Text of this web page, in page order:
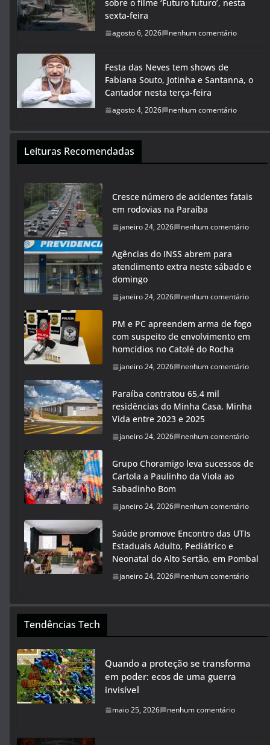
sobre o filme ‘Futuro futuro’, nesta
sexta-feira
agosto 6, 2026 nenhum comentário
Festa das Neves tem shows de
Fabiana Souto, Jotinha e Santanna, o
Cantador nesta terça-feira
agosto 4, 2026 nenhum comentário
Leituras Recomendadas
Cresce número de acidentes fatais
em rodovias na Paraíba
janeiro 24, 2026 nenhum comentário
Agências do INSS abrem para
atendimento extra neste sábado e
domingo
janeiro 24, 2026 nenhum comentário
PM e PC apreendem arma de fogo
com suspeito de envolvimento em
homcídios no Catolé do Rocha
janeiro 24, 2026 nenhum comentário
Paraíba contratou 65,4 mil
residências do Minha Casa, Minha
Vida entre 2023 e 2025
janeiro 24, 2026 nenhum comentário
Grupo Choramigo leva sucessos de
Cartola a Paulinho da Viola ao
Sabadinho Bom
janeiro 24, 2026 nenhum comentário
Saúde promove Encontro das UTIs
Estaduais Adulto, Pediátrico e
Neonatal do Alto Sertão, em Pombal
janeiro 24, 2026 nenhum comentário
Tendências Tech
Quando a proteção se transforma
em poder: ecos de uma guerra
invisível
maio 25, 2026 nenhum comentário